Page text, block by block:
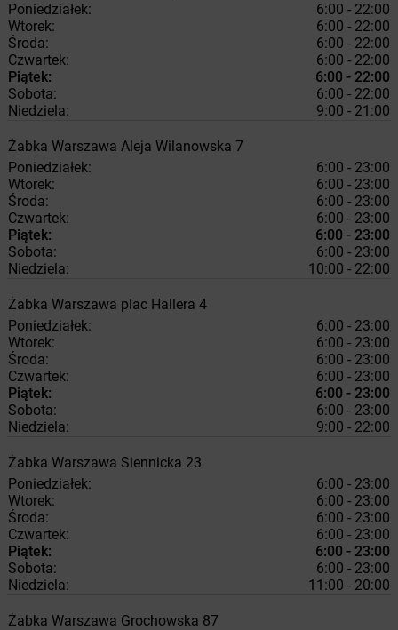
Poniedziałek:
6:00 - 22:00
Wtorek:
6:00 - 22:00
Środa:
6:00 - 22:00
Czwartek:
6:00 - 22:00
Piątek:
6:00 - 22:00
Sobota:
6:00 - 22:00
Niedziela:
9:00 - 21:00
Żabka Warszawa Aleja Wilanowska 7
Poniedziałek:
6:00 - 23:00
Wtorek:
6:00 - 23:00
Środa:
6:00 - 23:00
Czwartek:
6:00 - 23:00
Piątek:
6:00 - 23:00
Sobota:
6:00 - 23:00
Niedziela:
10:00 - 22:00
Żabka Warszawa plac Hallera 4
Poniedziałek:
6:00 - 23:00
Wtorek:
6:00 - 23:00
Środa:
6:00 - 23:00
Czwartek:
6:00 - 23:00
Piątek:
6:00 - 23:00
Sobota:
6:00 - 23:00
Niedziela:
9:00 - 22:00
Żabka Warszawa Siennicka 23
Poniedziałek:
6:00 - 23:00
Wtorek:
6:00 - 23:00
Środa:
6:00 - 23:00
Czwartek:
6:00 - 23:00
Piątek:
6:00 - 23:00
Sobota:
6:00 - 23:00
Niedziela:
11:00 - 20:00
Żabka Warszawa Grochowska 87